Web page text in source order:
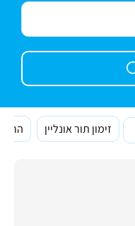
זימון תור אונליין